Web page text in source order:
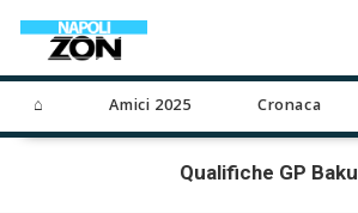
⌂ Amici 2025 Cronaca
Qualifiche GP Baku